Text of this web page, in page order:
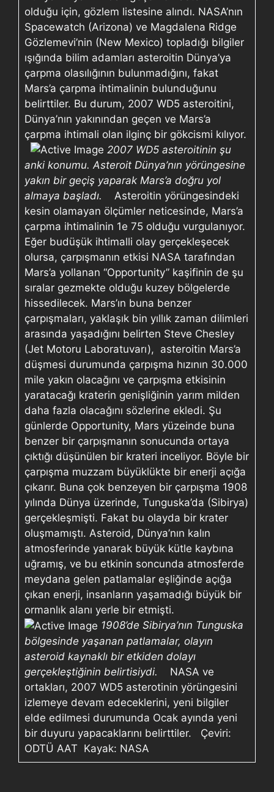
olduğu için, gözlem listesine alındı. NASA’nın
Spacewatch (Arizona) ve Magdalena Ridge
Gözlemevi’nin (New Mexico) topladığı bilgiler
ışığında bilim adamları asteroitin Dünya’ya
çarpma olasılığının bulunmadığını, fakat
Mars’a çarpma ihtimalinin bulunduğunu
belirttiler. Bu durum, 2007 WD5 asteroitini,
Dünya’nın yakınından geçen ve Mars’a
çarpma ihtimali olan ilginç bir gökcismi kılıyor.
2007 WD5 asteroitinin şu
anki konumu. Asteroit Dünya’nın yörüngesine
yakın bir geçiş yaparak Mars’a doğru yol
almaya başladı.
Asteroitin yörüngesindeki
kesin olamayan ölçümler neticesinde, Mars’a
çarpma ihtimalinin 1e 75 olduğu vurgulanıyor.
Eğer budüşük ihtimalli olay gerçekleşecek
olursa, çarpışmanın etkisi NASA tarafından
Mars’a yollanan “Opportunity” kaşifinin de şu
sıralar gezmekte olduğu kuzey bölgelerde
hissedilecek. Mars’ın buna benzer
çarpışmaları, yaklaşık bin yıllık zaman dilimleri
arasında yaşadığını belirten Steve Chesley
(Jet Motoru Laboratuvarı), asteroitin Mars’a
düşmesi durumunda çarpışma hızının 30.000
mile yakın olacağını ve çarpışma etkisinin
yaratacağı kraterin genişliğinin yarım milden
daha fazla olacağını sözlerine ekledi. Şu
günlerde Opportunity, Mars yüzeinde buna
benzer bir çarpışmanın sonucunda ortaya
çıktığı düşünülen bir krateri inceliyor. Böyle bir
çarpışma muzzam büyüklükte bir enerji açığa
çıkarır. Buna çok benzeyen bir çarpışma 1908
yılında Dünya üzerinde, Tunguska’da (Sibirya)
gerçekleşmişti. Fakat bu olayda bir krater
oluşmamıştı. Asteroid, Dünya’nın kalın
atmosferinde yanarak büyük kütle kaybına
uğramış, ve bu etkinin soncunda atmosferde
meydana gelen patlamalar eşliğinde açığa
çıkan enerji, insanların yaşamadığı büyük bir
ormanlık alanı yerle bir etmişti.
1908’de Sibirya’nın Tunguska
bölgesinde yaşanan patlamalar, olayın
asteroid kaynaklı bir etkiden dolayı
gerçekleştiğinin belirtisiydi.
NASA ve
ortakları, 2007 WD5 asterotinin yörüngesini
izlemeye devam edeceklerini, yeni bilgiler
elde edilmesi durumunda Ocak ayında yeni
bir duyuru yapacaklarını belirttiler. Çeviri:
ODTÜ AAT Kayak: NASA